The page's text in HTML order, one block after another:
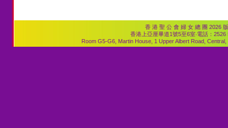
香 港 聖 公 會 婦 女 總 團 2026
香港上亞厘畢道1號5至6室‧電話：2526
Room G5-G6, Martin House, 1 Upper Albert Road,